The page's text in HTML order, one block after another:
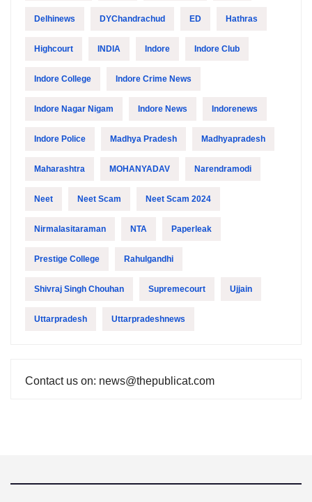
Delhinews DYChandrachud ED Hathras
Highcourt INDIA Indore Indore Club
Indore College Indore Crime News
Indore Nagar Nigam Indore News Indorenews
Indore Police Madhya Pradesh Madhyapradesh
Maharashtra MOHANYADAV Narendramodi
Neet Neet Scam Neet Scam 2024
Nirmalasitaraman NTA Paperleak
Prestige College Rahulgandhi
Shivraj Singh Chouhan Supremecourt Ujjain
Uttarpradesh Uttarpradeshnews
Contact us on: news@thepublicat.com